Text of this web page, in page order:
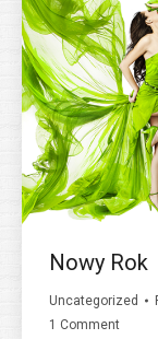
Nowy Rok
Uncategorized
1 Comment